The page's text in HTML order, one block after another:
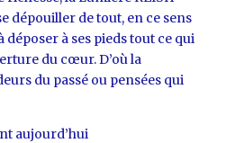
dépouiller de tout, en ce sens
déposer à ses pieds tout ce qui
du cœur. D’où la
du passé ou pensées qui
aujourd’hui